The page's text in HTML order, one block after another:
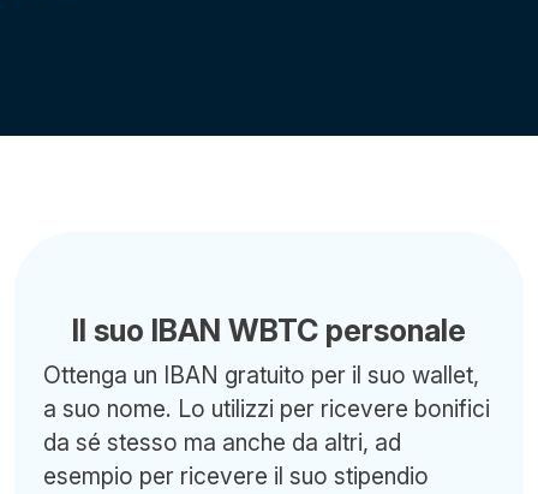
Il suo IBAN WBTC personale
Ottenga un IBAN gratuito per il suo wallet,
a suo nome. Lo utilizzi per ricevere bonifici
da sé stesso ma anche da altri, ad
esempio per ricevere il suo stipendio